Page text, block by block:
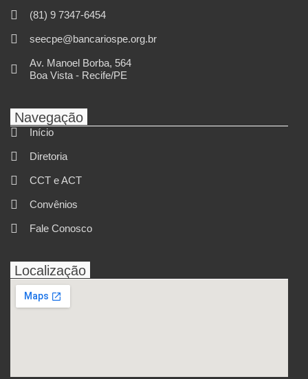
(81) 9 7347-6454
seecpe@bancariospe.org.br
Av. Manoel Borba, 564
Boa Vista - Recife/PE
Navegação
Início
Diretoria
CCT e ACT
Convênios
Fale Conosco
Localização